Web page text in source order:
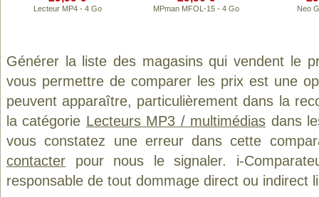
Lecteur MP4 - 4 Go MPman MFOL-15 - 4 Go Neo
Générer la liste des magasins qui vendent le
vous permettre de comparer les prix est une
peuvent apparaître, particulièrement dans la
la catégorie Lecteurs MP3 / multimédias dans
vous constatez une erreur dans cette
contacter pour nous le signaler. i-
responsable de tout dommage direct ou indirect